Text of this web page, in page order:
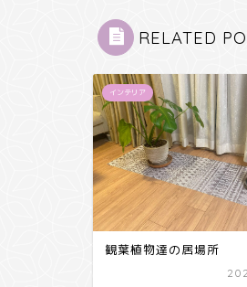
RELATED
インテリア
観葉植物達の居場所